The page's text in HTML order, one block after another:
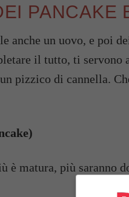
PANCAKE
anche un uovo, e poi
il tutto, ti
pizzico di cannella.
è matura, più saranno